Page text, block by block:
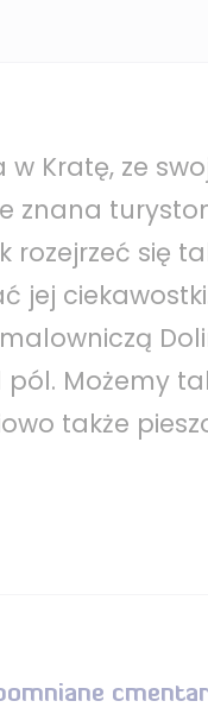
w Kratę, ze
znana
rozejrzeć się
jej
pól. Możemy
także